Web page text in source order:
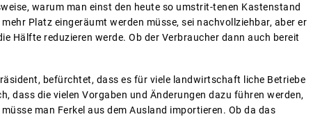
warum man einst den heute so umstrit-tenen Kastenstand
Platz eingeräumt werden müsse, sei nachvollziehbar, aber er
Hälfte reduzieren werde. Ob der Verbraucher dann auch bereit
befürchtet, dass es für viele landwirtschaft liche Betriebe
die vielen Vorgaben und Änderungen dazu führen werden,
man Ferkel aus dem Ausland importieren. Ob da das